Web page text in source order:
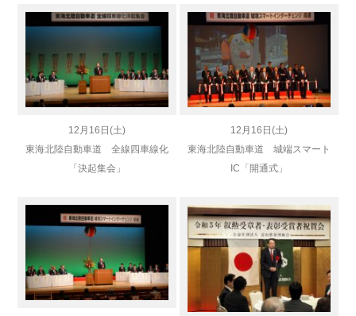
12月16日(土)
東海北陸自動車道 全線四車線化
「決起集会」
12月16日(土)
東海北陸自動車道 城端スマート
IC「開通式」